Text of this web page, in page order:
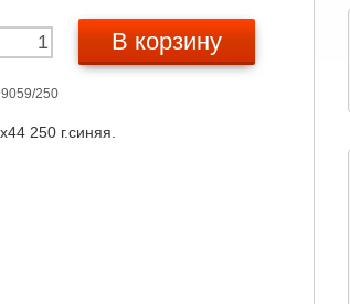
В корзину
250
250 г.синяя.